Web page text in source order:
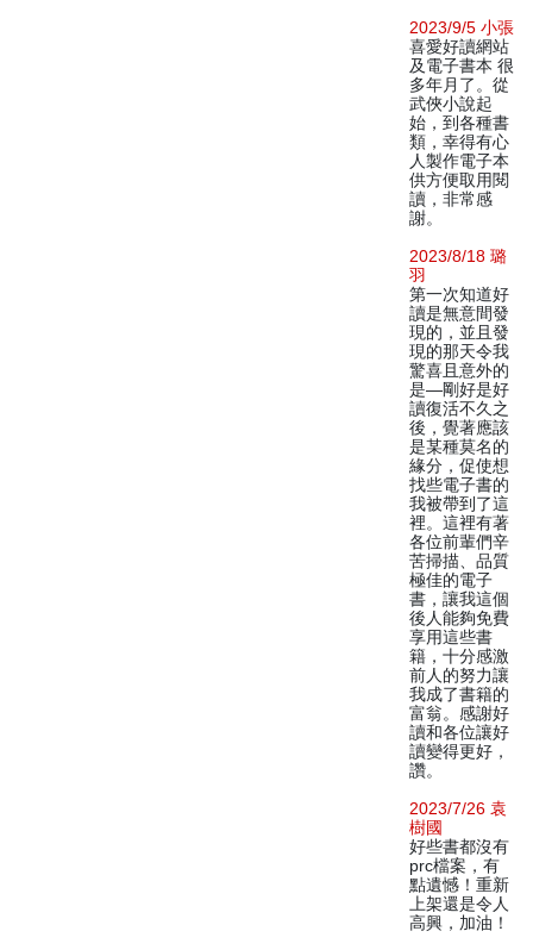
2023/9/5 小張
喜愛好讀網站
及電子書本 很
多年月了。從
武俠小說起
始，到各種書
類，幸得有心
人製作電子本
供方便取用閱
讀，非常感
謝。
2023/8/18 璐
羽
第一次知道好
讀是無意間發
現的，並且發
現的那天令我
驚喜且意外的
是—剛好是好
讀復活不久之
後，覺著應該
是某種莫名的
緣分，促使想
找些電子書的
我被帶到了這
裡。這裡有著
各位前輩們辛
苦掃描、品質
極佳的電子
書，讓我這個
後人能夠免費
享用這些書
籍，十分感激
前人的努力讓
我成了書籍的
富翁。感謝好
讀和各位讓好
讀變得更好，
讚。
2023/7/26 袁
樹國
好些書都沒有
prc檔案，有
點遺憾！重新
上架還是令人
高興，加油！